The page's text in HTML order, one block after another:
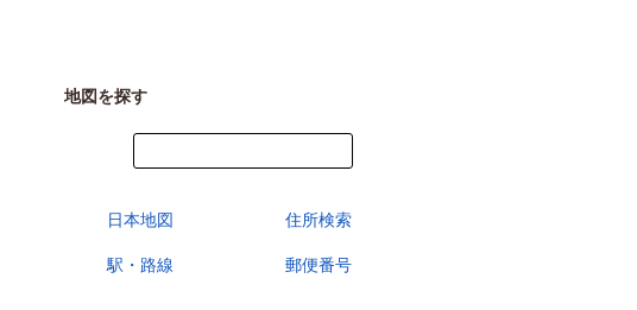
地図を探す
日本地図 住所検索
駅・路線 郵便番号